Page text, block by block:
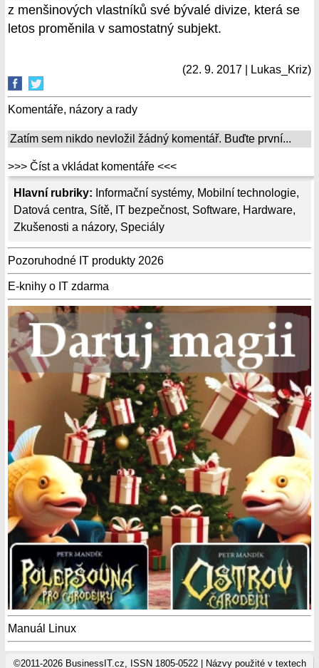
Hlavní rubriky: Informační systémy, Mobilní technologie,
Datová centra, Sítě, IT bezpečnost, Software, Hardware,
Zkušenosti a názory, Speciály
Pozoruhodné IT produkty 2026
E-knihy o IT zdarma
Manuál Linux
z menšinových vlastníků své bývalé divize, která se
letos proměnila v samostatný subjekt.
(22. 9. 2017 | Lukas_Kriz)
Komentáře, názory a rady
Zatím sem nikdo nevložil žádný komentář. Buďte první...
>>> Číst a vkládat komentáře <<<
©2011-2026 BusinessIT.cz, ISSN 1805-0522 | Názvy použité v textech